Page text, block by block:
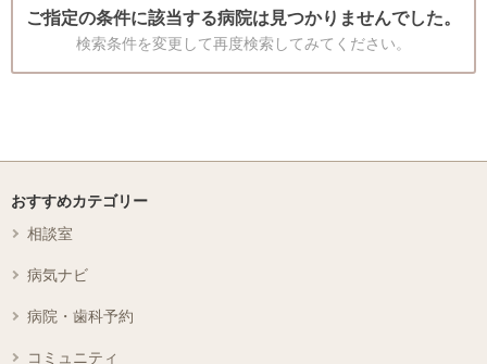
ご指定の条件に該当する病院は見つかりませんでした。
検索条件を変更して再度検索してみてください。
おすすめカテゴリー
相談室
病気ナビ
病院・歯科予約
コミュニティ